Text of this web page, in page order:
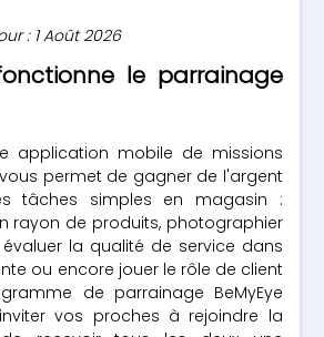
: 1 Août 2026
le parrainage
application mobile de missions
permet de gagner de l'argent
tâches simples en magasin :
rayon de produits, photographier
la qualité de service dans
ou encore jouer le rôle de client
de parrainage BeMyEye
vos proches à rejoindre la